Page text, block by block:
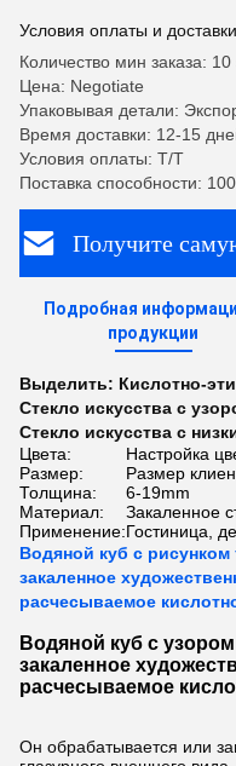
Условия оплаты и доставки
Количество мин заказа:
Цена: Negotiate
Упаковывая детали:
Время доставки: 12-15
Условия оплаты: T/T
Поставка способности:
Получите
Подробная
продукции
Выделить: Кислотно-
Стекло искусства с
Стекло искусства с
Цвета:
Настройка
Размер:
Размер
Толщина:
6-19mm
Материал:
Закаленное
Применение:Гостиница,
Водяной куб с
закаленное
расчесываемое
Водяной куб с
закаленное
расчесываемое
Он обрабатывается или